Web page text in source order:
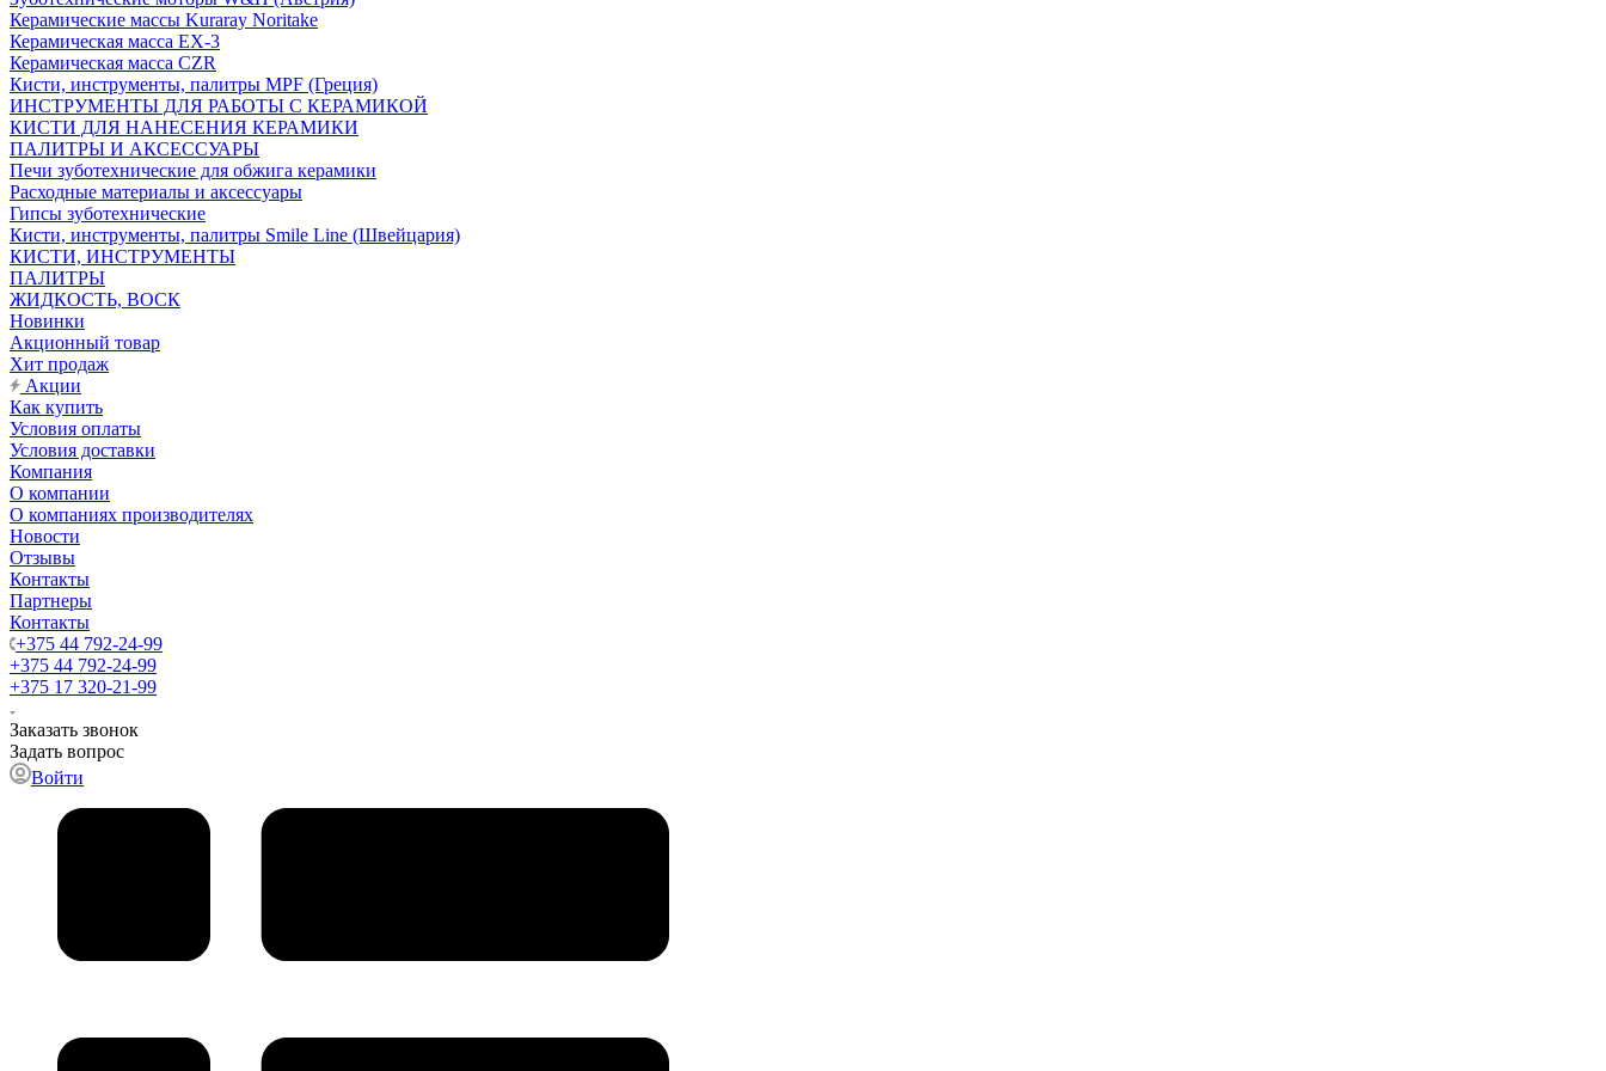
Керамические массы Kuraray Noritake
Керамическая масса EX-3
Керамическая масса CZR
Кисти, инструменты, палитры MPF (Греция)
ИНСТРУМЕНТЫ ДЛЯ РАБОТЫ С КЕРАМИКОЙ
КИСТИ ДЛЯ НАНЕСЕНИЯ КЕРАМИКИ
ПАЛИТРЫ И АКСЕССУАРЫ
Печи зуботехнические для обжига керамики
Расходные материалы и аксессуары
Гипсы зуботехнические
Кисти, инструменты, палитры Smile Line (Швейцария)
КИСТИ, ИНСТРУМЕНТЫ
ПАЛИТРЫ
ЖИДКОСТЬ, ВОСК
Новинки
Акционный товар
Хит продаж
Акции
Как купить
Условия оплаты
Условия доставки
Компания
О компании
О компаниях производителях
Новости
Отзывы
Контакты
Партнеры
Контакты
+375 44 792-24-99
+375 44 792-24-99
+375 17 320-21-99
Заказать звонок
Задать вопрос
Войти